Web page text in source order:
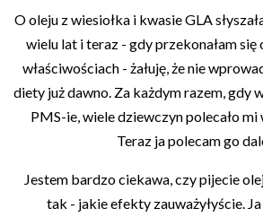
O oleju z wiesiołka i kwasie GLA
wielu lat i teraz - gdy przekonałam się
właściwościach - żałuję, że nie
diety już dawno. Za każdym razem, gdy
PMS-ie, wiele dziewczyn polecało mi
Teraz ja polecam go
Jestem bardzo ciekawa, czy pijecie
tak - jakie efekty zauważyłyście.